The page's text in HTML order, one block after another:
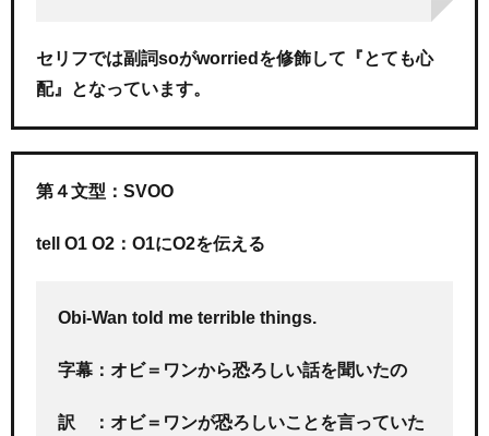
セリフでは副詞soがworriedを修飾して『とても心
配』となっています。
第４文型：SVOO
tell O1 O2：O1にO2を伝える
Obi-Wan told me terrible things.
字幕：オビ＝ワンから恐ろしい話を聞いたの
訳 ：オビ＝ワンが恐ろしいことを言っていた